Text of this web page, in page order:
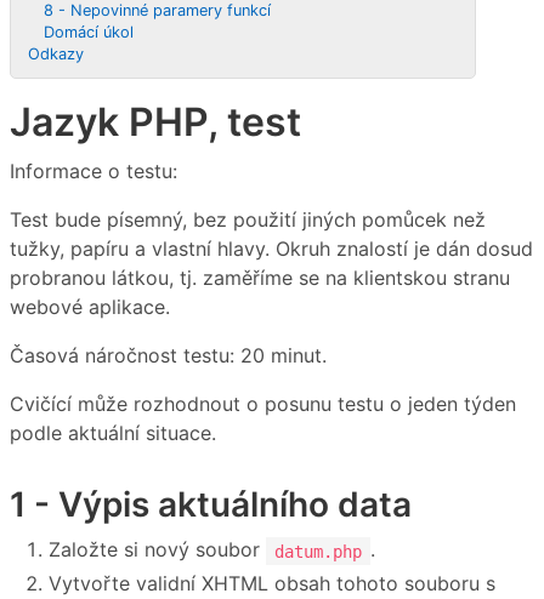
8 - Nepovinné paramery funkcí
Domácí úkol
Odkazy
Jazyk PHP, test
Informace o testu:
Test bude písemný, bez použití jiných pomůcek než
tužky, papíru a vlastní hlavy. Okruh znalostí je dán dosud
probranou látkou, tj. zaměříme se na klientskou stranu
webové aplikace.
Časová náročnost testu: 20 minut.
Cvičící může rozhodnout o posunu testu o jeden týden
podle aktuální situace.
1 - Výpis aktuálního data
Založte si nový soubor datum.php .
Vytvořte validní XHTML obsah tohoto souboru s